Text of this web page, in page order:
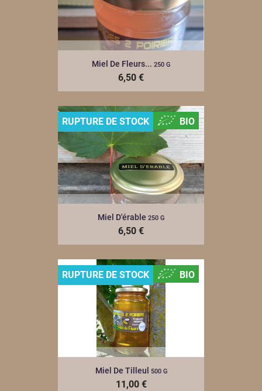
Miel De Fleurs... 250 G
6,50 €
Miel D'érable 250 G
6,50 €
RUPTURE DE STOCK BIO
Miel De Tilleul 500 G
11,00 €
RUPTURE DE STOCK BIO